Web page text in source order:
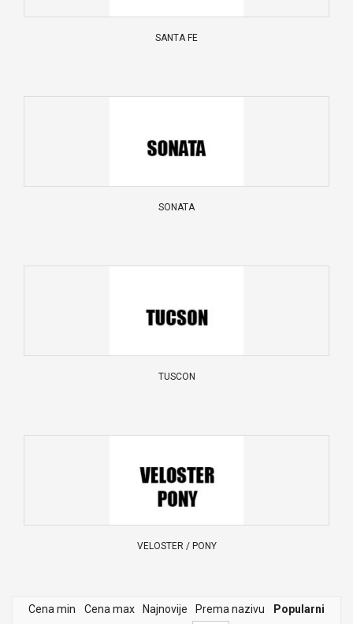
SANTA FE
SONATA
TUSCON
VELOSTER / PONY
Cena min Cena max Najnovije Prema nazivu
Popularni